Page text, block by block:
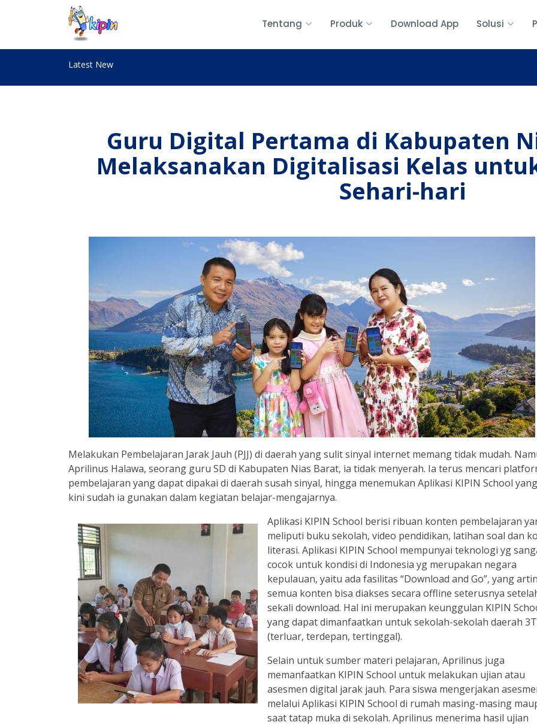
Tentang Produk Download App Solusi
Latest New
Guru Digital Pertama di Kabupaten
Melaksanakan Digitalisasi Kelas
Sehari-hari
Melakukan Pembelajaran Jarak Jauh (PJJ) di daerah yang sulit sinyal internet memang tidak mudah.
Aprilinus Halawa, seorang guru SD di Kabupaten Nias Barat, ia tidak menyerah. Ia terus mencari
pembelajaran yang dapat dipakai di daerah susah sinyal, hingga menemukan Aplikasi KIPIN School yang
kini sudah ia gunakan dalam kegiatan belajar-mengajarnya.
Aplikasi KIPIN School berisi ribuan konten pembelajaran
meliputi buku sekolah, video pendidikan, latihan soal dan
literasi. Aplikasi KIPIN School mempunyai teknologi yg
cocok untuk kondisi di Indonesia yg merupakan negara
kepulauan, yaitu ada fasilitas “Download and Go”, yang
semua konten bisa diakses secara offline seterusnya
sekali download. Hal ini merupakan keunggulan KIPIN
yang dapat dimanfaatkan untuk sekolah-sekolah daerah 3T
(terluar, terdepan, tertinggal).
Selain untuk sumber materi pelajaran, Aprilinus juga
memanfaatkan KIPIN School untuk melakukan ujian atau
asesmen digital jarak jauh. Para siswa mengerjakan
melalui Aplikasi KIPIN School di rumah masing-masing
saat tatap muka di sekolah. Aprilinus menerima hasil ujian